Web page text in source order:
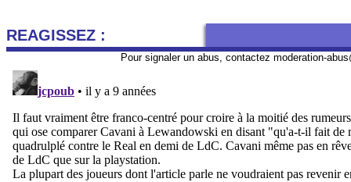
REAGISSEZ :
Pour signaler un abus, contactez moderation-